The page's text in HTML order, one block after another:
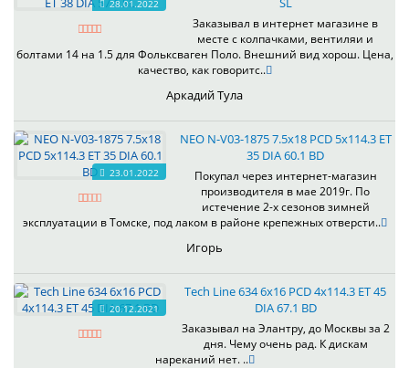
28.01.2022
Заказывал в интернет магазине в
месте с колпачками, вентиляи и
болтами 14 на 1.5 для Фольксваген Поло. Внешний вид хорош. Цена,
качество, как говоритс..
Аркадий Тула
23.01.2022
NEO N-V03-1875 7.5x18 PCD 5x114.3 ET
35 DIA 60.1 BD
Покупал через интернет-магазин
производителя в мае 2019г. По
истечение 2-х сезонов зимней
эксплуатации в Томске, под лаком в районе крепежных отверсти..
Игорь
20.12.2021
Tech Line 634 6x16 PCD 4x114.3 ET 45
DIA 67.1 BD
Заказывал на Элантру, до Москвы за 2
дня. Чему очень рад. К дискам
нареканий нет. ..